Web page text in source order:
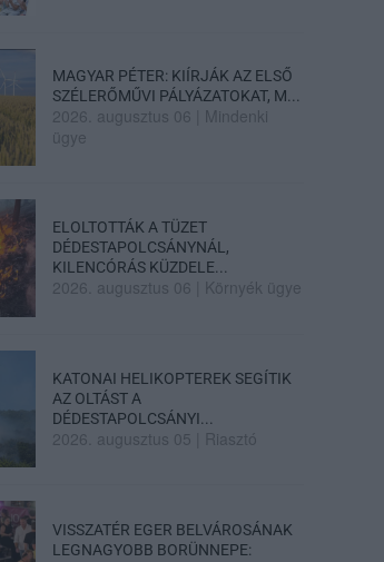
MAGYAR PÉTER: KIÍRJÁK AZ ELSŐ
SZÉLERŐMŰVI PÁLYÁZATOKAT, M...
2026. augusztus 06
Mindenki
ügye
ELOLTOTTÁK A TÜZET
DÉDESTAPOLCSÁNYNÁL,
KILENCÓRÁS KÜZDELE...
2026. augusztus 06 Környék ügye
KATONAI HELIKOPTEREK SEGÍTIK
AZ OLTÁST A
DÉDESTAPOLCSÁNYI...
2026. augusztus 05 Riasztó
VISSZATÉR EGER BELVÁROSÁNAK
LEGNAGYOBB BORÜNNEPE: